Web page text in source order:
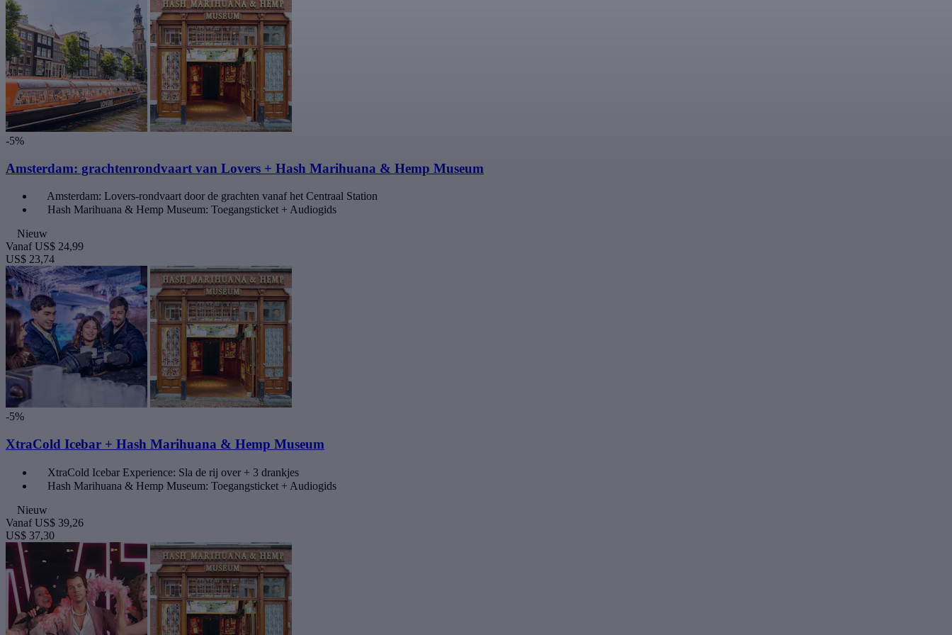
-5%
Amsterdam: grachtenrondvaart van Lovers + Hash Marihuana & Hemp Museum
Amsterdam: Lovers-rondvaart door de grachten vanaf het Centraal Station
Hash Marihuana & Hemp Museum: Toegangsticket + Audiogids
Nieuw
Vanaf US$ 24,99
US$ 23,74
-5%
XtraCold Icebar + Hash Marihuana & Hemp Museum
XtraCold Icebar Experience: Sla de rij over + 3 drankjes
Hash Marihuana & Hemp Museum: Toegangsticket + Audiogids
Nieuw
Vanaf US$ 39,26
US$ 37,30